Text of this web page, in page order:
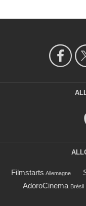
Filmstarts Allemagne
AdoroCinema Brésil